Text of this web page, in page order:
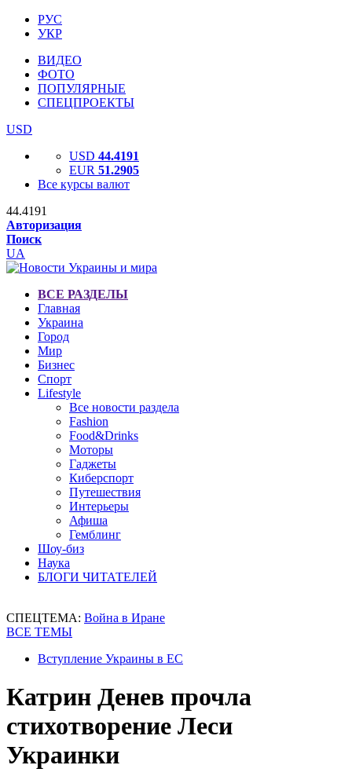
РУС
УКР
ВИДЕО
ФОТО
ПОПУЛЯРНЫЕ
СПЕЦПРОЕКТЫ
USD
USD 44.4191
EUR 51.2905
Все курсы валют
44.4191
Авторизация
Поиск
UA
ВСЕ РАЗДЕЛЫ
Главная
Украина
Город
Мир
Бизнес
Спорт
Lifestyle
Все новости раздела
Fashion
Food&Drinks
Моторы
Гаджеты
Киберспорт
Путешествия
Интерьеры
Афиша
Гемблинг
Шоу-биз
Наука
БЛОГИ ЧИТАТЕЛЕЙ
СПЕЦТЕМА: Война в Иране
ВСЕ ТЕМЫ
Вступление Украины в ЕС
Катрин Денев прочла
стихотворение Леси
Украинки